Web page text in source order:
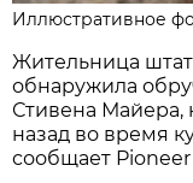
Иллюстративное
Жительница
обнаружила
Стивена Майера,
назад во время
сообщает Pioneer